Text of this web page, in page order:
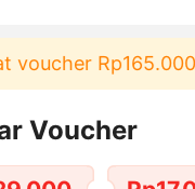
Rp165.000 lagi
Voucher